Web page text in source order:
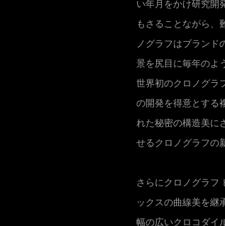
い年月をかけ研究開
もさることながら、
ノグラフはブランド
景を尻目に毎年のよ
世界初のクロノグラ
の開発を得意とする
れた秘密の構造美に
せるクロノグラフの
さらにクロノグラフ
ックスの曲線美を継
幅の広いクロコダイ